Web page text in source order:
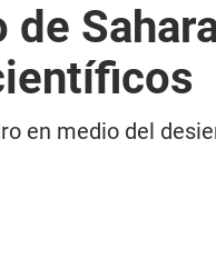
en medio del